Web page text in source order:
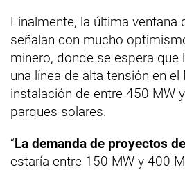
Finalmente, la última ventana
señalan con mucho
minero, donde se espera que
una línea de alta tensión en el
instalación de entre 450 MW
parques solares.
“La demanda de proyectos
estaría entre 150 MW y 400